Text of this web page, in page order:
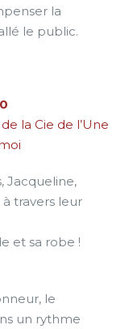
la
le public.
la Cie de l’Une
Jacqueline,
travers leur
et sa robe !
le
un rythme